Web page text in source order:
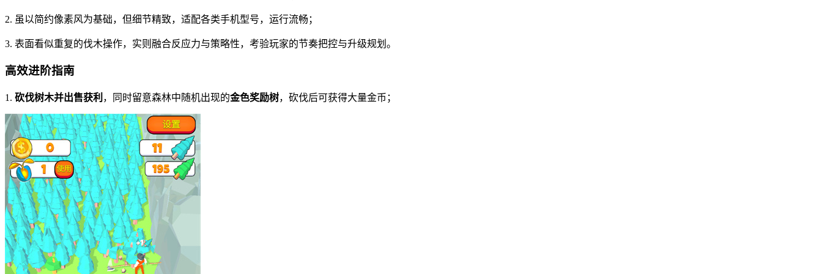
2. 虽以简约像素风为基础，但细节精致，适配各类手机型号，运行流畅；
3. 表面看似重复的伐木操作，实则融合反应力与策略性，考验玩家的节奏把控与升级规划。
高效进阶指南
1. 砍伐树木并出售获利 ，同时留意森林中随机出现的金色奖励树，砍伐后可获得大量金币；